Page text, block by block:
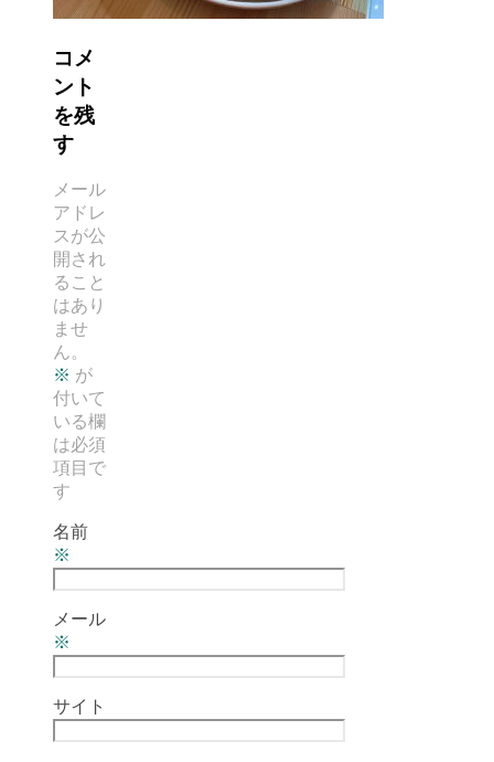
コメ
ント
を残
す
メール
アドレ
スが公
開され
ること
はあり
ませ
ん。
※ が
付いて
いる欄
は必須
項目で
す
名前
※
メール
※
サイト